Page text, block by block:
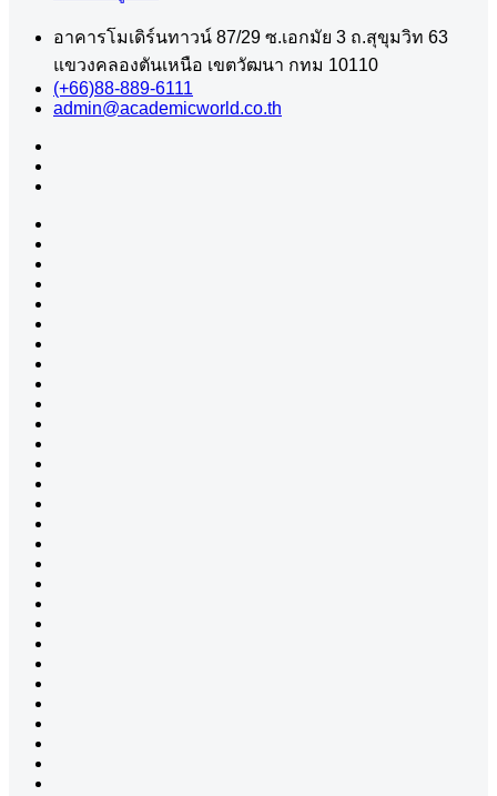
อาคารโมเดิร์นทาวน์ 87/29 ซ.เอกมัย 3 ถ.สุขุมวิท 63
แขวงคลองตันเหนือ เขตวัฒนา กทม 10110
(+66)88-889-6111
admin@academicworld.co.th